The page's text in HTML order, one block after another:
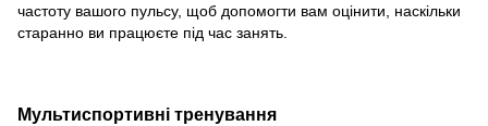
частоту вашого пульсу, щоб допомогти вам оцінити, наскільки
старанно ви працюєте під час занять.
Мультиспортивні тренування